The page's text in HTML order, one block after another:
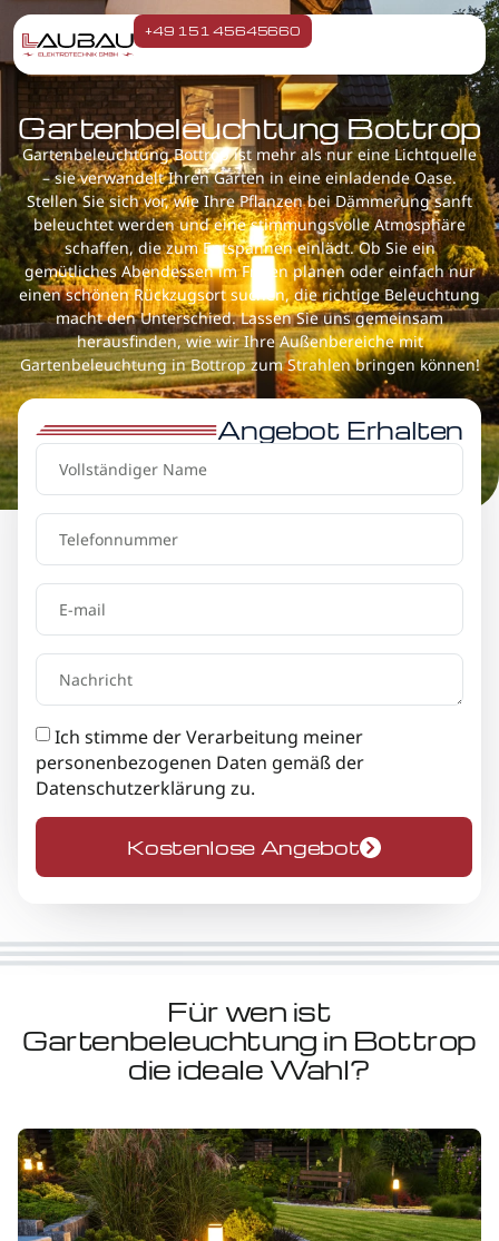
+49 151 45645660
Gartenbeleuchtung Bottrop
Gartenbeleuchtung Bottrop ist mehr als nur eine Lichtquelle
– sie verwandelt Ihren Garten in eine einladende Oase.
Stellen Sie sich vor, wie Ihre Pflanzen bei Dämmerung sanft
beleuchtet werden und eine stimmungsvolle Atmosphäre
schaffen, die zum Entspannen einlädt. Ob Sie ein
gemütliches Abendessen im Freien planen oder einfach nur
einen schönen Rückzugsort suchen, die richtige Beleuchtung
macht den Unterschied. Lassen Sie uns gemeinsam
herausfinden, wie wir Ihre Außenbereiche mit
Gartenbeleuchtung in Bottrop zum Strahlen bringen können!
Angebot Erhalten
Ich stimme der Verarbeitung meiner
personenbezogenen Daten gemäß der
Datenschutzerklärung zu.
Kostenlose Angebot
Für wen ist
Gartenbeleuchtung in Bottrop
die ideale Wahl?